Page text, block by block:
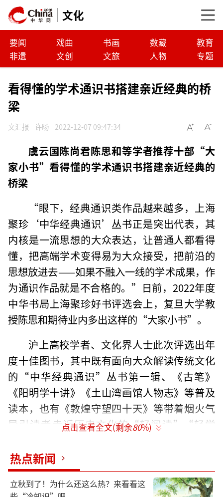
文化
要闻 戏曲 书画 数藏
教育
非遗
文创 文旅 人物 专题
看得懂的学术通识书搭建亲近经典的桥
梁
文汇报 许旸 2022-12-07 09:47:34
虞云国陈尚君陈思和等学者推荐十部“大
家小书”看得懂的学术通识书搭建亲近经典的
桥梁
“眼下，经典通识类作品越来越多，上海
聚珍‘中华经典通识’丛书正是突出代表，其
内核是一流思想的大众表达，让普通人都看得
懂，把高端学术变得易为大众接受，把前沿的
思想放进去——如果不融入一线的学术成果，作
为通识作品就是不合格的。”日前，2022年度
中华书局上海聚珍好书评选会上，复旦大学教
授陈思和期待业内多出这样的“大家小书”。
沪上高校学者、文化界人士此次评选出年
度十佳图书，其中既有面向大众解读传统文化
的“中华经典通识”丛书第一辑、《古笔》
《阳明学十讲》《土山湾画馆人物志》等普及
读本，也有《敦煌守望四十天》等带着烟火气
导引读者走近历史文化的“轻阅读”“轻学
融合学术出版与大众普及，阅读变“悦
读”
点击查看全文(剩余80%)
热点新闻
立秋到了！为什么还这么热？来看看这